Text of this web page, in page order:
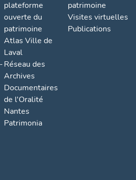
plateforme
ouverte du
patrimoine
Atlas Ville de
Laval
Réseau des
Archives
Documentaires
de l'Oralité
Nantes
Patrimonia
patrimoine
Visites virtuelles
Publications